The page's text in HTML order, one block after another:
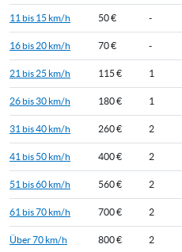
11 bis 15 km/h 50 € -
16 bis 20 km/h 70 € -
21 bis 25 km/h 115 € 1
26 bis 30 km/h 180 € 1
31 bis 40 km/h 260 € 2
41 bis 50 km/h 400 € 2
51 bis 60 km/h 560 € 2
61 bis 70 km/h 700 € 2
Über 70 km/h 800 € 2